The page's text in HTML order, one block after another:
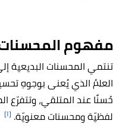
مفهوم المحسنات
تنتمي المحسنات البديعية
العلمُ الذي يُعنى بوجوهِ
حُسنًا عند المتلقي، وتتفرّع
لفظيّة ومحسنات معنويّة. [١]